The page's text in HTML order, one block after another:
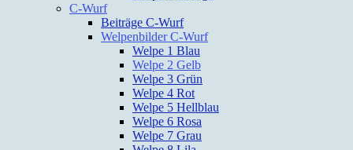
C-Wurf
Beiträge C-Wurf
Welpenbilder C-Wurf
Welpe 1 Blau
Welpe 2 Gelb
Welpe 3 Grün
Welpe 4 Rot
Welpe 5 Hellblau
Welpe 6 Rosa
Welpe 7 Grau